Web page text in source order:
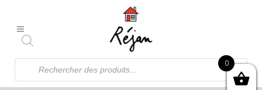
Recherche
produits
0